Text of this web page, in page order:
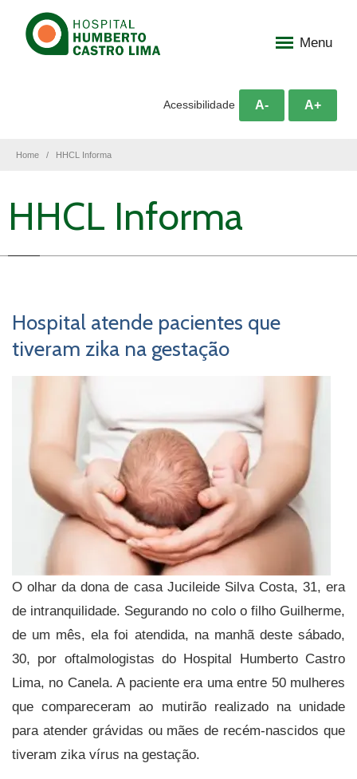
Menu
Acessibilidade A- A+
Home HHCL Informa
HHCL Informa
Hospital atende pacientes que
tiveram zika na gestação
O olhar da dona de casa Jucileide Silva Costa, 31, era
de intranquilidade. Segurando no colo o filho Guilherme,
de um mês, ela foi atendida, na manhã deste sábado,
30, por oftalmologistas do Hospital Humberto Castro
Lima, no Canela. A paciente era uma entre 50 mulheres
que compareceram ao mutirão realizado na unidade
para atender grávidas ou mães de recém-nascidos que
tiveram zika vírus na gestação.